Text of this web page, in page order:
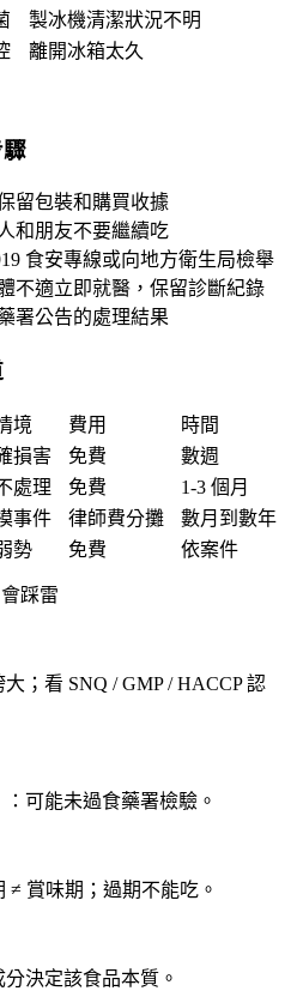
製冰機清潔狀況不明
離開冰箱太久
留包裝和購買收據
和朋友不要繼續吃
食安專線或向地方衛生局檢舉
不適立即就醫，保留診斷紀錄
署公告的處理結果
境 費用
時間
損害 免費
數週
處理 免費
1-3 個月
事件 律師費分攤
數月到數年
勢 免費 依案件
踩雷
大；看 SNQ / GMP / HACCP 認
：可能未過食藥署檢驗。
≠ 賞味期；過期不能吃。
分決定該食品本質。